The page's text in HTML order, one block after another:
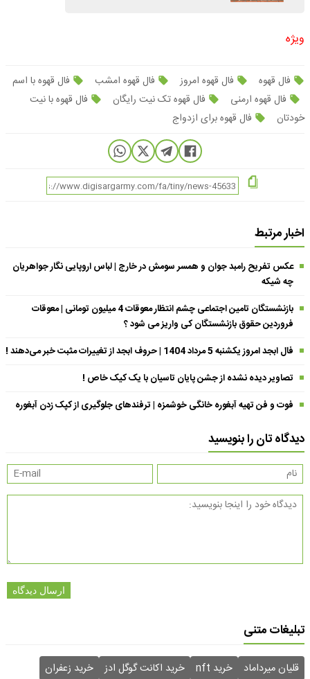
ویژه
فال قهوه فال قهوه امروز فال قهوه امشب
فال قهوه با اسم
فال قهوه ارمنی
فال قهوه تک نیت رایگان
فال قهوه با نیت
خودتان
فال قهوه برای ازدواج
اخبار مرتبط
عکس تفریح رامبد جوان و همسر سومش در خارج | لباس اروپایی نگار جواهریان
چه شیکه
بازنشستگان تامین اجتماعی چشم انتظار معوقات 4 میلیون تومانی | معوقات
فروردین حقوق بازنشستگان کی واریز می شود ؟
فال ابجد امروز یکشنبه 5 مرداد 1404 | حروف ابجد از تغییرات مثبت خبر می‌دهند !
تصاویر دیده نشده از جشن پایان تاسیان با یک کیک خاص !
فوت و فن تهیه آبغوره خانگی خوشمزه | ترفندهای جلوگیری از کپک زدن آبغوره
دیدگاه تان را بنویسید
ارسال دیدگاه
تبلیغات متنی
قلیان میرداماد خرید nft خرید اکانت گوگل ادز خرید زعفران